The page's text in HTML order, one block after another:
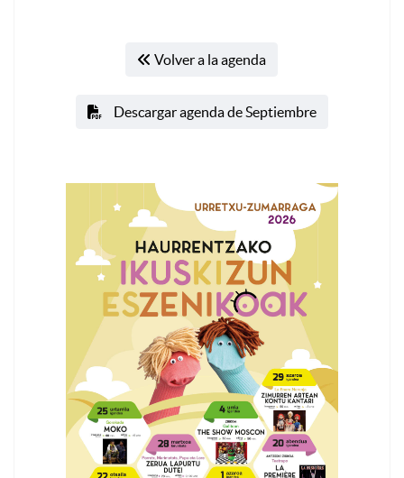
Volver a la agenda
Descargar agenda de Septiembre